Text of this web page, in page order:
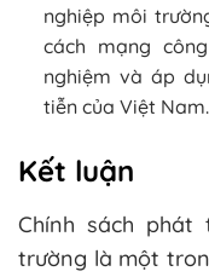
nghiệp môi
cách mạng
nghiệm và áp
tiễn của Việt Nam.
Kết luận
Chính sách phát
trường là một